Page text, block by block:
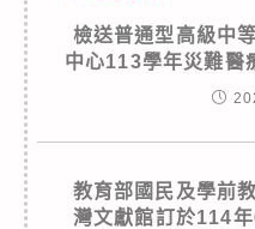
檢送普通型高級中
中心113學年災難醫
教育部國民及學前
灣文獻館訂於114